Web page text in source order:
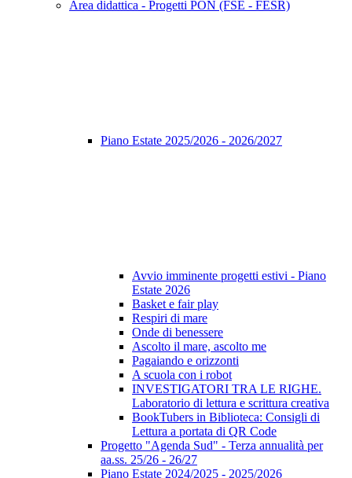
Area didattica - Progetti PON (FSE - FESR)
Piano Estate 2025/2026 - 2026/2027
Avvio imminente progetti estivi - Piano
Estate 2026
Basket e fair play
Respiri di mare
Onde di benessere
Ascolto il mare, ascolto me
Pagaiando e orizzonti
A scuola con i robot
INVESTIGATORI TRA LE RIGHE.
Laboratorio di lettura e scrittura creativa
BookTubers in Biblioteca: Consigli di
Lettura a portata di QR Code
Progetto "Agenda Sud" - Terza annualità per
aa.ss. 25/26 - 26/27
Piano Estate 2024/2025 - 2025/2026